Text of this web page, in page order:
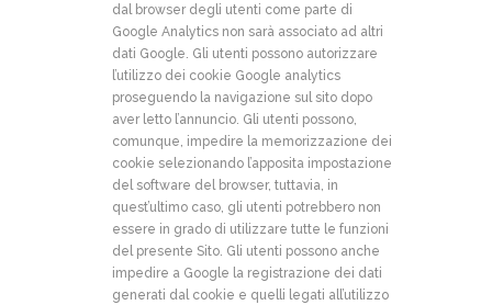
dal browser degli utenti come parte di
Google Analytics non sarà associato ad altri
dati Google. Gli utenti possono autorizzare
l’utilizzo dei cookie Google analytics
proseguendo la navigazione sul sito dopo
aver letto l’annuncio. Gli utenti possono,
comunque, impedire la memorizzazione dei
cookie selezionando l’apposita impostazione
del software del browser, tuttavia, in
quest’ultimo caso, gli utenti potrebbero non
essere in grado di utilizzare tutte le funzioni
del presente Sito. Gli utenti possono anche
impedire a Google la registrazione dei dati
generati dal cookie e quelli legati all’utilizzo